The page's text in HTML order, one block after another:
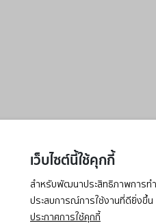
เว็บไซต์นี้ใช้คุกกี้
สำหรับพัฒนาประสิทธิภาพการทำ
ประสบการณ์การใช้งานที่ดียิ่งขึ้น
ประกาศการใช้คุกกี้
has occurred while